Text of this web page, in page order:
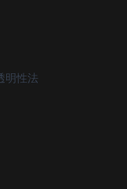
明性法